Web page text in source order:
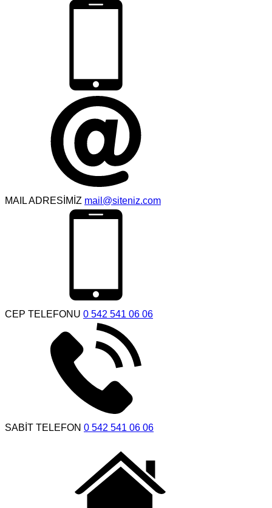
MAIL ADRESİMİZ mail@siteniz.com
CEP TELEFONU 0 542 541 06 06
SABİT TELEFON 0 542 541 06 06